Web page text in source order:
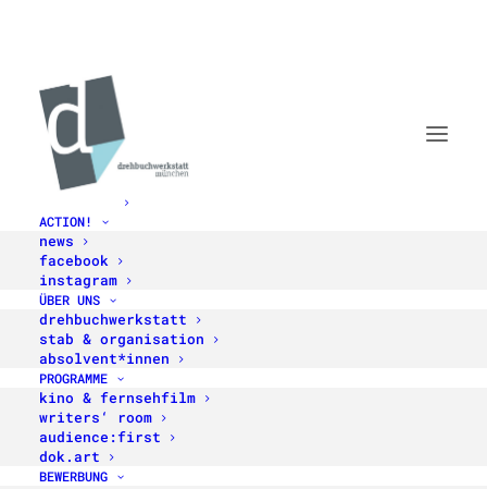
ACTION!
news
facebook
instagram
ÜBER UNS
drehbuchwerkstatt
stab & organisation
absolvent*innen
PROGRAMME
kino & fernsehfilm
writers‘ room
audience:first
dok.art
BEWERBUNG
DOK.ART
EINE ZWISCHENBILANZ
Dok.art in der Halbzeit
dok.art, das neue Entwicklungsprogramm der
Drehbuchwerkstatt für non-fiktionale Stoffe,